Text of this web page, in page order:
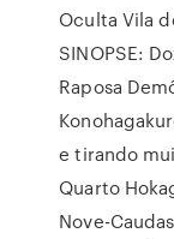
Oculta Vila
SINOPSE:
Raposa
e tirando
Quarto
Nove-